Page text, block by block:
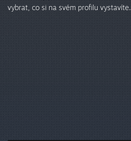
vybrat, co si na svém profilu vystavíte.